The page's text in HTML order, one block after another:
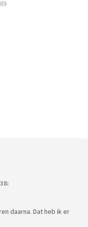
daarna. Dat heb ik er